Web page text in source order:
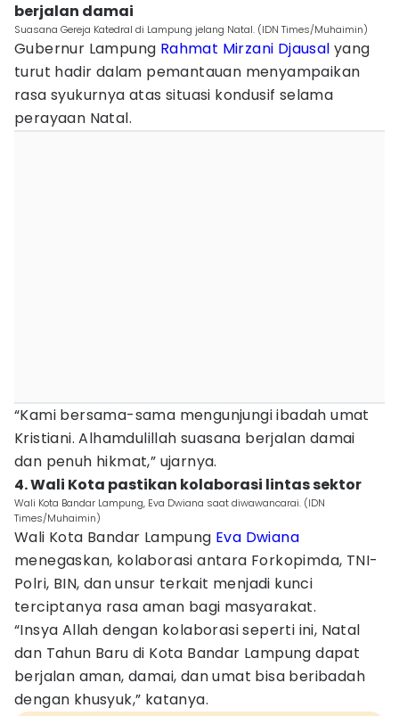
berjalan damai
Suasana Gereja Katedral di Lampung jelang Natal. (IDN Times/Muhaimin)
Gubernur Lampung Rahmat Mirzani Djausal yang
turut hadir dalam pemantauan menyampaikan
rasa syukurnya atas situasi kondusif selama
perayaan Natal.
“Kami bersama-sama mengunjungi ibadah umat
Kristiani. Alhamdulillah suasana berjalan damai
dan penuh hikmat,” ujarnya.
4. Wali Kota pastikan kolaborasi lintas sektor
Wali Kota Bandar Lampung, Eva Dwiana saat diwawancarai. (IDN
Times/Muhaimin)
Wali Kota Bandar Lampung Eva Dwiana
menegaskan, kolaborasi antara Forkopimda, TNI-
Polri, BIN, dan unsur terkait menjadi kunci
terciptanya rasa aman bagi masyarakat.
“Insya Allah dengan kolaborasi seperti ini, Natal
dan Tahun Baru di Kota Bandar Lampung dapat
berjalan aman, damai, dan umat bisa beribadah
dengan khusyuk,” katanya.